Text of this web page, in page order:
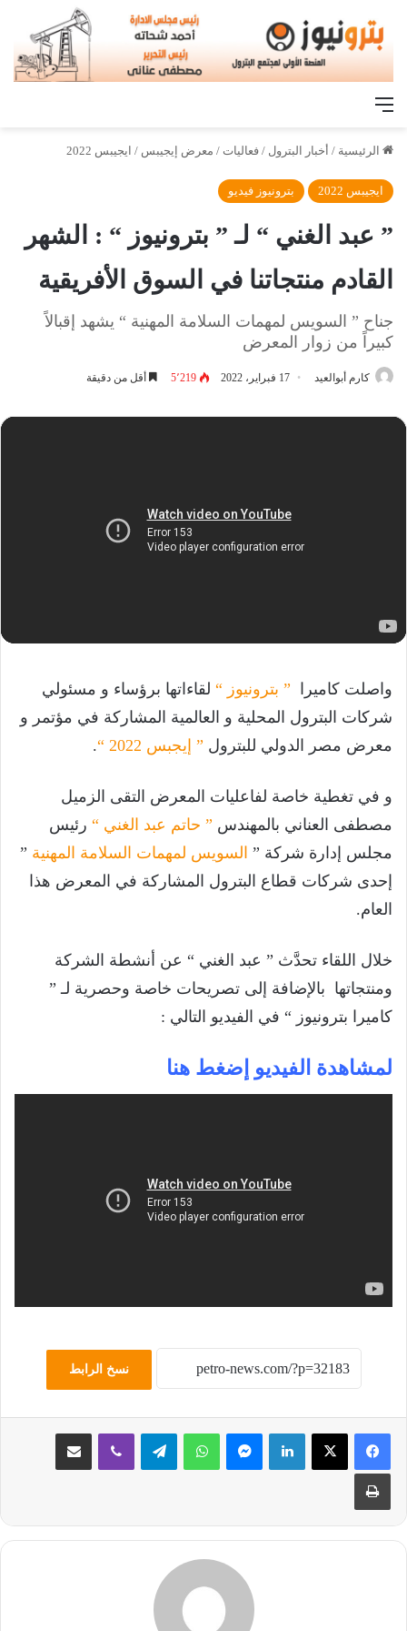
القائمة
الرئيسية / أخبار البترول / فعاليات / معرض إيجيبس / ايجيبس 2022
ايجيبس 2022 بترونيوز فيديو
” عبد الغني “ لـ ” بترونيوز “ : الشهر
القادم منتجاتنا في السوق الأفريقية
جناح ” السويس لمهمات السلامة المهنية “ يشهد إقبالاً
كبيراً من زوار المعرض
كارم أبوالعيد 17 فبراير، 2022 5٬219 أقل من دقيقة
واصلت كاميرا ” بترونيوز “ لقاءاتها برؤساء و مسئولي
شركات البترول المحلية و العالمية المشاركة في مؤتمر و
معرض مصر الدولي للبترول ” إيجبس 2022 “ .
و في تغطية خاصة لفاعليات المعرض التقى الزميل
مصطفى العناني بالمهندس ” حاتم عبد الغني “ رئيس
مجلس إدارة شركة ” السويس لمهمات السلامة المهنية ”
إحدى شركات قطاع البترول المشاركة في المعرض هذا
العام.
خلال اللقاء تحدَّث ” عبد الغني “ عن أنشطة الشركة
ومنتجاتها بالإضافة إلى تصريحات خاصة وحصرية لـ ”
كاميرا بترونيوز “ في الفيديو التالي :
لمشاهدة الفيديو إضغط هنا
نسخ الرابط
لينكدإن ماسنجر واتساب تيلقرام ڤايبر مشاركة عبر البريد
طباعة